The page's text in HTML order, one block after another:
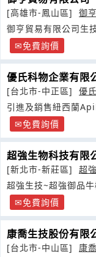
[高雄市-鳳山區]
御
御亨貿易有限公司生
體 免費詢價
優氏科物企業有限
[台北市-中正區]
優
引進及銷售紐西蘭
免費詢價
超強生物科技有限
[新北市-新莊區]
超
超強生技~超強御品
22.77mg
免費詢價
康喬生技股份有限
[台北市-中山區]
康